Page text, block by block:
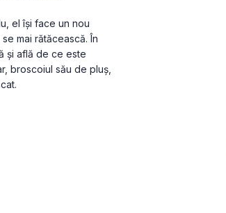
el își face un nou
mai rătăcească. În
și află de ce este
broscoiul său de pluș,